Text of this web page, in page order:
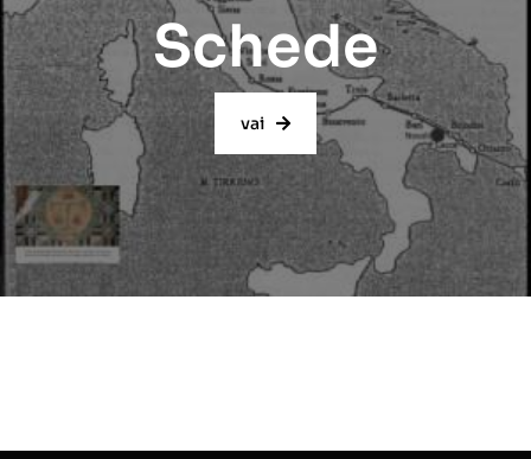
Schede
vai